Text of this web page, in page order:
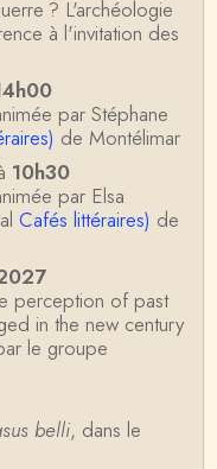
? L'archéologie
à l'invitation des
par Stéphane
de Montélimar
10h30
par Elsa
Cafés littéraires) de
perception of past
in the new century
le groupe
belli, dans le